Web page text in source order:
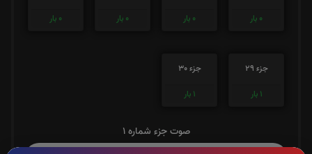
0 بار
0 بار
0 بار
0 بار
جزء 29
1 بار
جزء 30
1 بار
صوت جزء شماره 1